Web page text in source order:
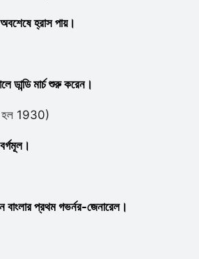
হ্রাস পায়।
ডান্ডি মার্চ শুরু করেন।
হল 1930)
বাংলার প্রথম গভর্নর-জেনারেল।